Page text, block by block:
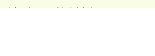
大宮駅東口より浦和学院高校行きバス